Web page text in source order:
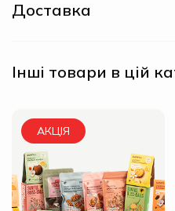
Доставка
Інші товари в цій
АКЦІЯ